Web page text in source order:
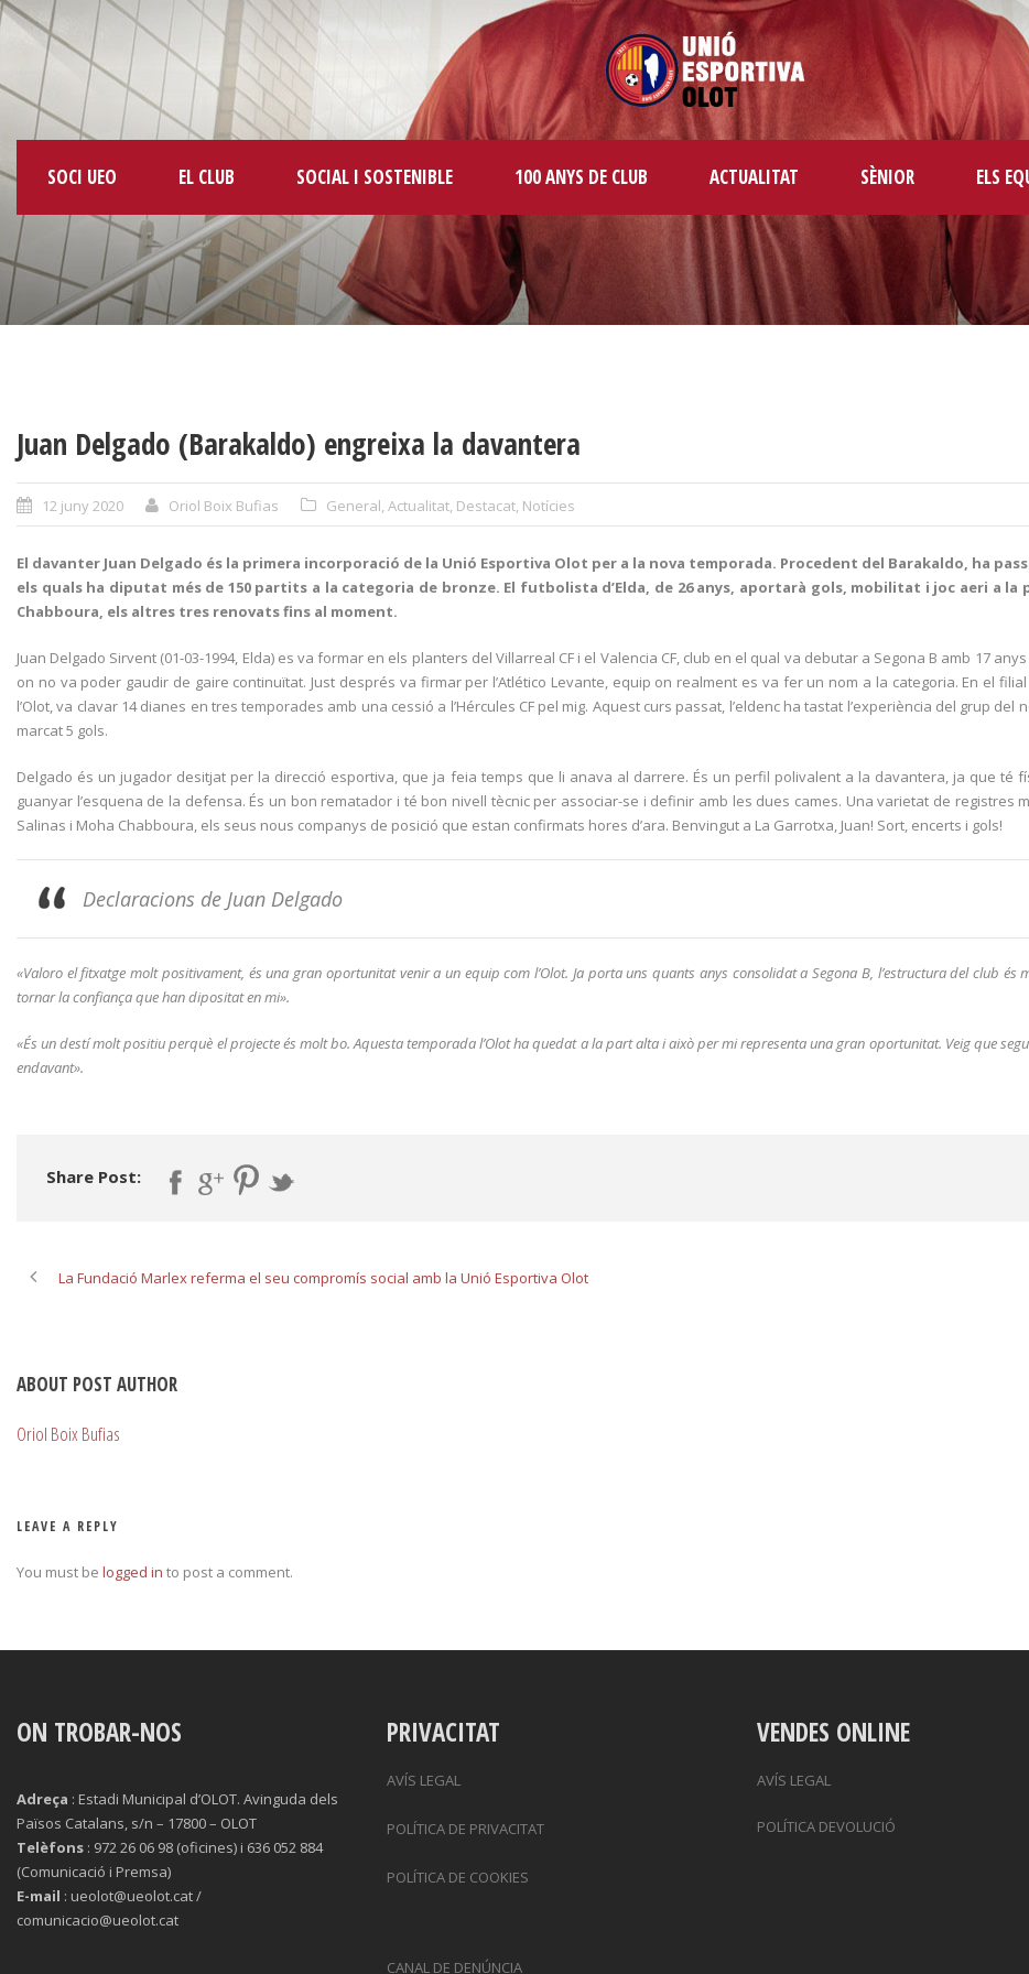
SOCI UEO EL CLUB SOCIAL I SOSTENIBLE 100 ANYS DE CLUB ACTUALITAT SÈNIOR ELS
Juan Delgado (Barakaldo) engreixa la davantera
12 juny 2020 Oriol Boix Bufias General Actualitat Destacat Notícies
El davanter Juan Delgado és la primera incorporació de la Unió Esportiva Olot per a la nova temporada. Procedent del Barakaldo, ha
els quals ha diputat més de 150 partits a la categoria de bronze. El futbolista d’Elda, de 26 anys, aportarà gols, mobilitat i joc aeri a la
Chabboura, els altres tres renovats fins al moment.
Juan Delgado Sirvent (01-03-1994, Elda) es va formar en els planters del Villarreal CF i el Valencia CF, club en el qual va debutar a Segona B amb 17
on no va poder gaudir de gaire continuïtat. Just després va firmar per l’Atlético Levante, equip on realment es va fer un nom a la categoria. En el
l’Olot, va clavar 14 dianes en tres temporades amb una cessió a l’Hércules CF pel mig. Aquest curs passat, l’eldenc ha tastat l’experiència del grup
marcat 5 gols.
Delgado és un jugador desitjat per la direcció esportiva, que ja feia temps que li anava al darrere. És un perfil polivalent a la davantera, ja que té
guanyar l’esquena de la defensa. És un bon rematador i té bon nivell tècnic per associar-se i definir amb les dues cames. Una varietat de registres
Salinas i Moha Chabboura, els seus nous companys de posició que estan confirmats hores d’ara. Benvingut a La Garrotxa, Juan! Sort, encerts i gols!
Declaracions de Juan Delgado
«Valoro el fitxatge molt positivament, és una gran oportunitat venir a un equip com l’Olot. Ja porta uns quants anys consolidat a Segona B, l’estructura del club
tornar la confiança que han dipositat en mi».
«És un destí molt positiu perquè el projecte és molt bo. Aquesta temporada l’Olot ha quedat a la part alta i això per mi representa una gran oportunitat. Veig que
endavant».
Share Post:
La Fundació Marlex referma el seu compromís social amb la Unió Esportiva Olot
ABOUT POST AUTHOR
Oriol Boix Bufias
LEAVE A REPLY
You must be logged in to post a comment.
ON TROBAR-NOS
Adreça : Estadi Municipal d’OLOT. Avinguda dels
Països Catalans, s/n – 17800 – OLOT
Telèfons : 972 26 06 98 (oficines) i 636 052 884
(Comunicació i Premsa)
E-mail : ueolot@ueolot.cat /
comunicacio@ueolot.cat
PRIVACITAT
AVÍS LEGAL
POLÍTICA DE PRIVACITAT
POLÍTICA DE COOKIES
CANAL DE DENÚNCIA
VENDES ONLINE
AVÍS LEGAL
POLÍTICA DEVOLUCIÓ